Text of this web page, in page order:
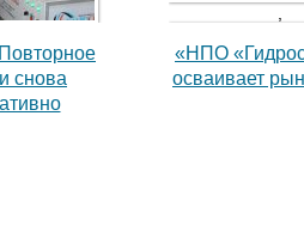
снова
«НПО
осваивает